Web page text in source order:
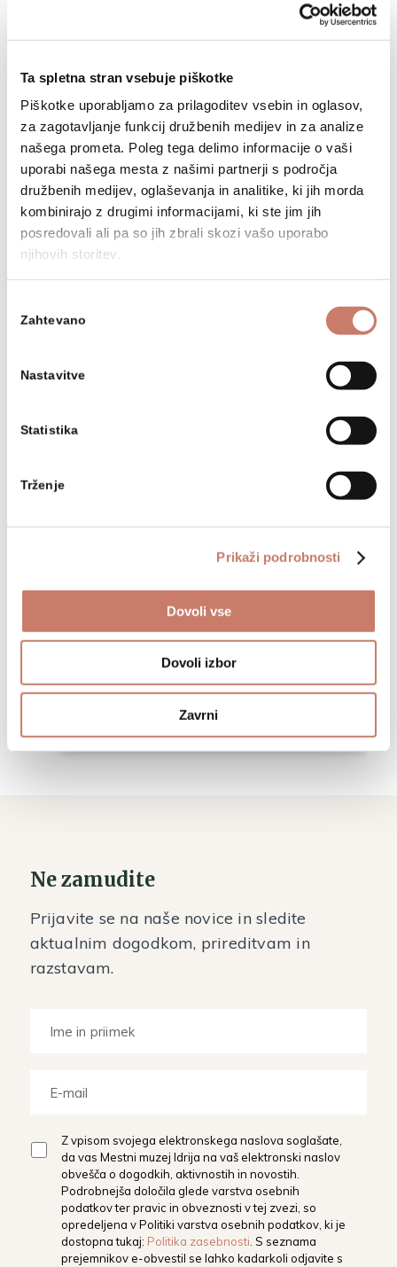
Ta spletna stran vsebuje piškotke
Piškotke uporabljamo za prilagoditev vsebin in oglasov,
za zagotavljanje funkcij družbenih medijev in za analize
našega prometa. Poleg tega delimo informacije o vaši
uporabi našega mesta z našimi partnerji s področja
družbenih medijev, oglaševanja in analitike, ki jih morda
kombinirajo z drugimi informacijami, ki ste jim jih
posredovali ali pa so jih zbrali skozi vašo uporabo
njihovih storitev.
soglasja
Zahtevano
Nastavitve
Statistika
Trženje
Prikaži podrobnosti
Dovoli vse
Dovoli izbor
Zavrni
Prenove idrijskih rudarskih hiš II (PIRH-II).
Aktivnosti sofinancirata Evropska unija iz
Evropskega kmetijskega sklada za razvoj
podeželja in Republika Slovenija v okviru
Programa razvoja podeželja 2014-2020.
Za vsebino odgovarja Zveza društev
Mladinski center Idrija, Društvo Idrija 2020
in Mestni muzej Idrija. Organ upravljanja
podeželja RS za obdobje 2014-2020 je
prehrano.
tajnistvo@muzej-idrija-
Ne zamudite
Prijavite se na naše novice in sledite
aktualnim dogodkom, prireditvam in
razstavam.
Z vpisom svojega elektronskega naslova soglašate,
da vas Mestni muzej Idrija na vaš elektronski naslov
obvešča o dogodkih, aktivnostih in novostih.
Podrobnejša določila glede varstva osebnih
podatkov ter pravic in obveznosti v tej zvezi, so
opredeljena v Politiki varstva osebnih podatkov, ki je
dostopna tukaj: Politika zasebnosti. S seznama
prejemnikov e-obvestil se lahko kadarkoli odjavite s